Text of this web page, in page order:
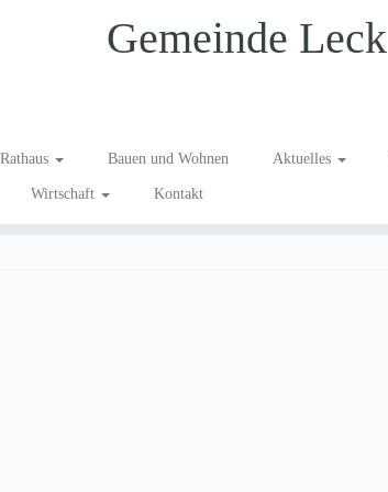
Gemeinde Leck
Rathaus Bauen und Wohnen Aktuelles
Wirtschaft Kontakt